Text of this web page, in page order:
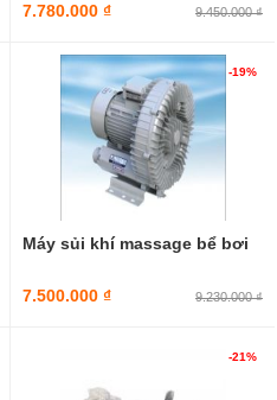
7.780.000 ₫
9.450.000 ₫
Máy sủi khí massage bể bơi
7.500.000 ₫ 9.230.000 ₫
-19%
-21%